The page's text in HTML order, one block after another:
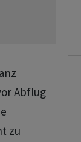
Abflug
zu